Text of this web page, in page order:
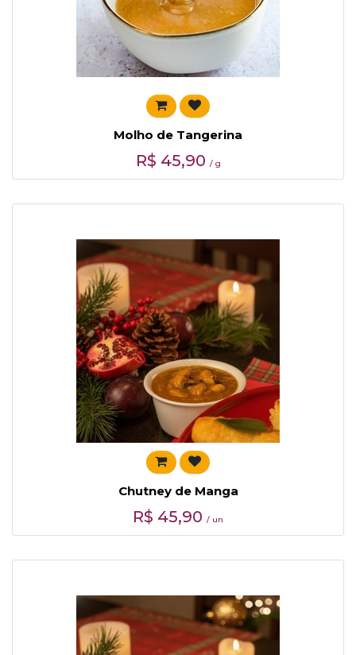
Molho de Tangerina
R$ 45,90 / g
Chutney de Manga
R$ 45,90 / un